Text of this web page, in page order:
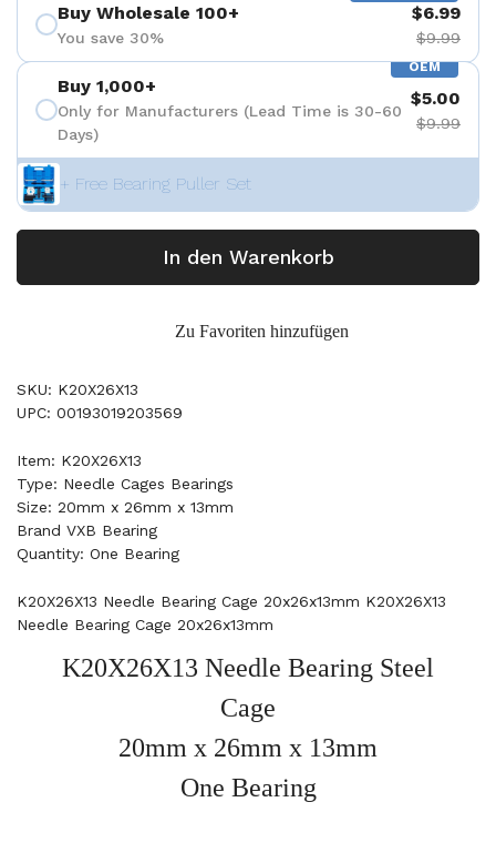
Buy Wholesale 100+
You save 30%
$6.99
$9.99
OEM
Buy 1,000+
Only for Manufacturers (Lead Time is 30-60
Days)
$5.00
$9.99
+ Free Bearing Puller Set
In den Warenkorb
Zu Favoriten hinzufügen
SKU: K20X26X13
UPC: 00193019203569
Item: K20X26X13
Type: Needle Cages Bearings
Size: 20mm x 26mm x 13mm
Brand VXB Bearing
Quantity: One Bearing
K20X26X13 Needle Bearing Cage 20x26x13mm K20X26X13
Needle Bearing Cage 20x26x13mm
K20X26X13 Needle Bearing Steel
Cage
20mm x 26mm x 13mm
One Bearing